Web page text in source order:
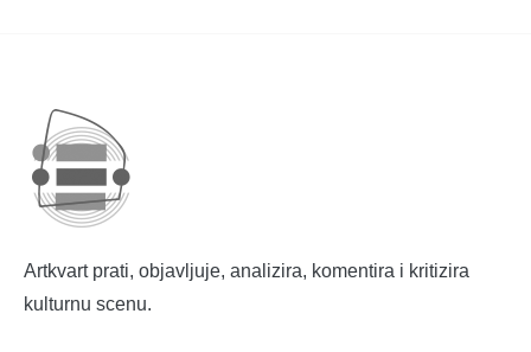
Artkvart prati, objavljuje, analizira, komentira i kritizira
kulturnu scenu.